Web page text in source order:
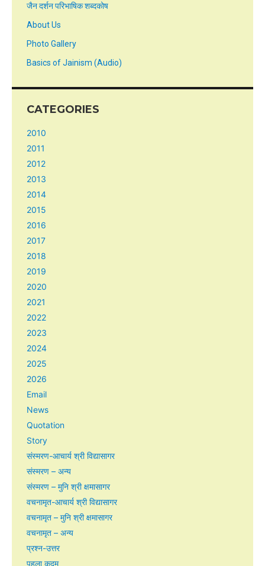
जैन दर्शन परिभाषिक शब्दकोष
About Us
Photo Gallery
Basics of Jainism (Audio)
CATEGORIES
2010
2011
2012
2013
2014
2015
2016
2017
2018
2019
2020
2021
2022
2023
2024
2025
2026
Email
News
Quotation
Story
संस्मरण-आचार्य श्री विद्यासागर
संस्मरण – अन्य
संस्मरण – मुनि श्री क्षमासागर
वचनामृत-आचार्य श्री विद्यासागर
वचनामृत – मुनि श्री क्षमासागर
वचनामृत – अन्य
प्रश्न-उत्तर
पहला कदम